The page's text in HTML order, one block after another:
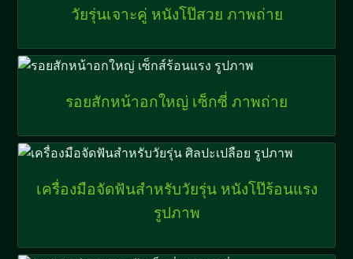
วัยรุ่นเจาะคู่ หนังโป๊สวย ภาพถ่าย
รอยสักหน้าอกใหญ่ เซ็กซี่ ภาพถ่าย
เครื่องมือจัดฟันสำหรับวัยรุ่น หนังโป๊ร้อนแรง
รูปภาพ